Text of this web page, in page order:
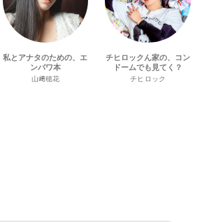
私とアナタのための、エ
ンパワ本
山﨑穂花
チヒロックん家の、コン
ドームでも見てく？
チヒロック